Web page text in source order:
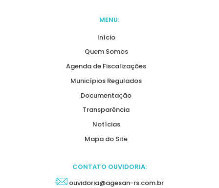
MENU:
Início
Quem Somos
Agenda de Fiscalizações
Municípios Regulados
Documentação
Transparência
Notícias
Mapa do Site
CONTATO OUVIDORIA:
ouvidoria@agesan-rs.com.br